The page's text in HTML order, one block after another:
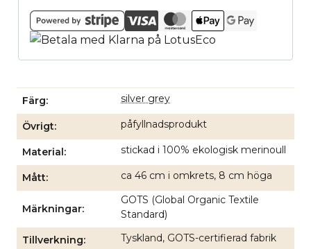
Färg silver grey
Övrigt påfyllnadsprodukt
Material stickad i 100% ekologisk merinoull
Mått ca 46 cm i omkrets, 8 cm höga
Märkningar
GOTS (Global Organic Textile
Standard)
Tillverkning Tyskland, GOTS-certifierad fabrik